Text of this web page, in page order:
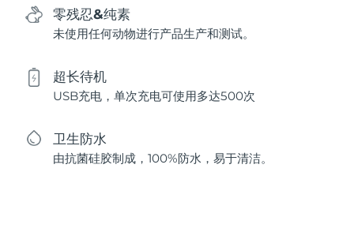
零残忍&纯素
未使用任何动物进行产品生产和测试。
超长待机
USB充电，单次充电可使用多达500次
卫生防水
由抗菌硅胶制成，100%防水，易于清洁。